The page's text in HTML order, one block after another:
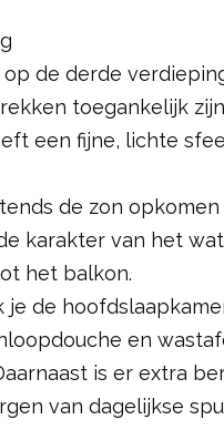
de derde
toegankelijk
een fijne, lichte
de zon
karakter van het
het balkon.
je de
en
is er extra
van dagelijkse